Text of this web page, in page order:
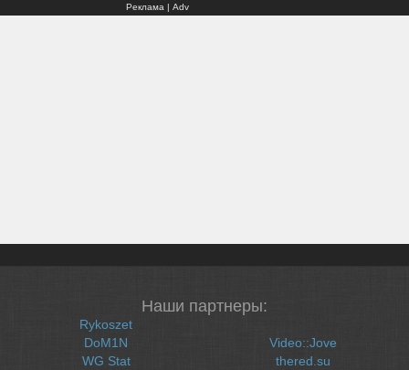
Реклама | Adv
Наши партнеры:
Rykoszet
DoM1N
WG Stat
Video::Jove
thered.su